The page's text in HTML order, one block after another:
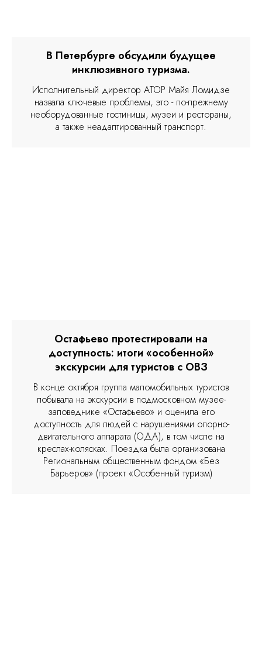
В Петербурге обсудили будущее
инклюзивного туризма.
Исполнительный директор АТОР Майя Ломидзе
назвала ключевые проблемы, это - по-прежнему
необорудованные гостиницы, музеи и рестораны,
а также неадаптированный транспорт.
Остафьево протестировали на
доступность: итоги «особенной»
экскурсии для туристов с ОВЗ
В конце октября группа маломобильных туристов
побывала на экскурсии в подмосковном музее-
заповеднике «Остафьево» и оценила его
доступность для людей с нарушениями опорно-
двигательного аппарата (ОДА), в том числе на
креслах-колясках. Поездка была организована
Региональным общественным фондом «Без
Барьеров» (проект «Особенный туризм)